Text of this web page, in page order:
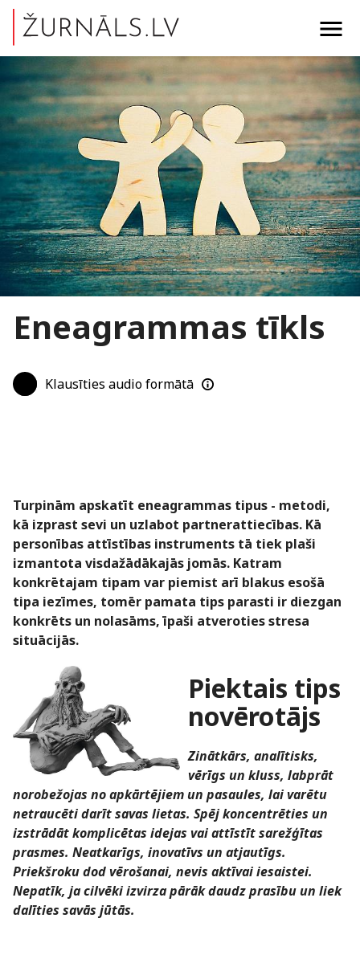
menu
Eneagrammas tīkls
Klausīties audio formātā
Turpinām apskatīt eneagrammas tipus - metodi,
kā izprast sevi un uzlabot partnerattiecības. Kā
personības attīstības instruments tā tiek plaši
izmantota visdažādākajās jomās. Katram
konkrētajam tipam var piemist arī blakus esošā
tipa iezīmes, tomēr pamata tips parasti ir diezgan
konkrēts un nolasāms, īpaši atveroties stresa
situācijās.
Piektais tips
novērotājs
Zinātkārs, analītisks,
vērīgs un kluss, labprāt
norobežojas no apkārtējiem un pasaules, lai varētu
netraucēti darīt savas lietas. Spēj koncentrēties un
izstrādāt komplicētas idejas vai attīstīt sarežģītas
prasmes. Neatkarīgs, inovatīvs un atjautīgs.
Priekšroku dod vērošanai, nevis aktīvai iesaistei.
Nepatīk, ja cilvēki izvirza pārāk daudz prasību un liek
dalīties savās jūtās.